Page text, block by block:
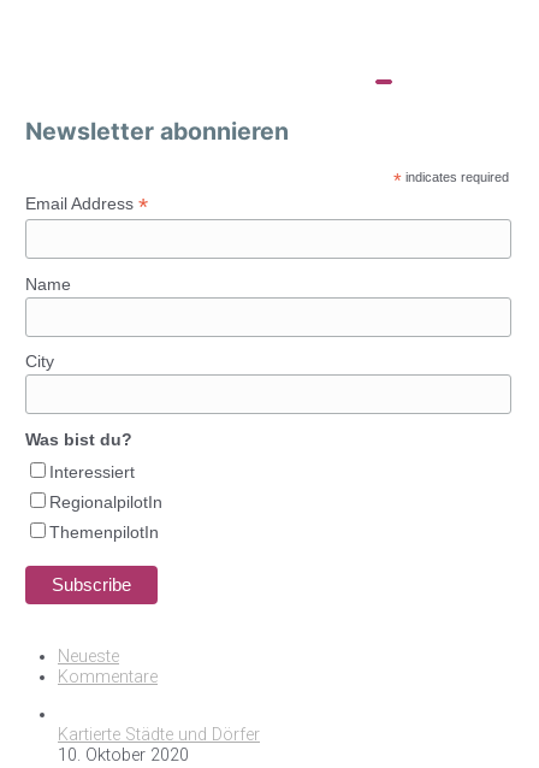
Newsletter abonnieren
* indicates required
Email Address *
Name
City
Was bist du?
Interessiert
RegionalpilotIn
ThemenpilotIn
Neueste
Kommentare
Kartierte Städte und Dörfer
10. Oktober 2020